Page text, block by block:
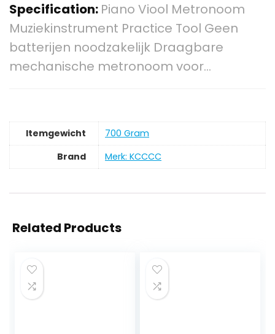
Specification: Piano Viool Metronoom
Muziekinstrument Practice Tool Geen
batterijen noodzakelijk Draagbare
mechanische metronoom voor…
Itemgewicht
‎700 Gram
Brand
Merk: KCCCC
Related Products